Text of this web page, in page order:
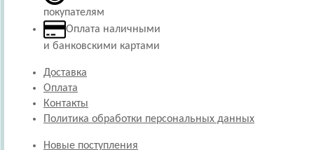
покупателям
Оплата наличными
и банковскими картами
Доставка
Оплата
Контакты
Политика обработки персональных данных
Новые поступления